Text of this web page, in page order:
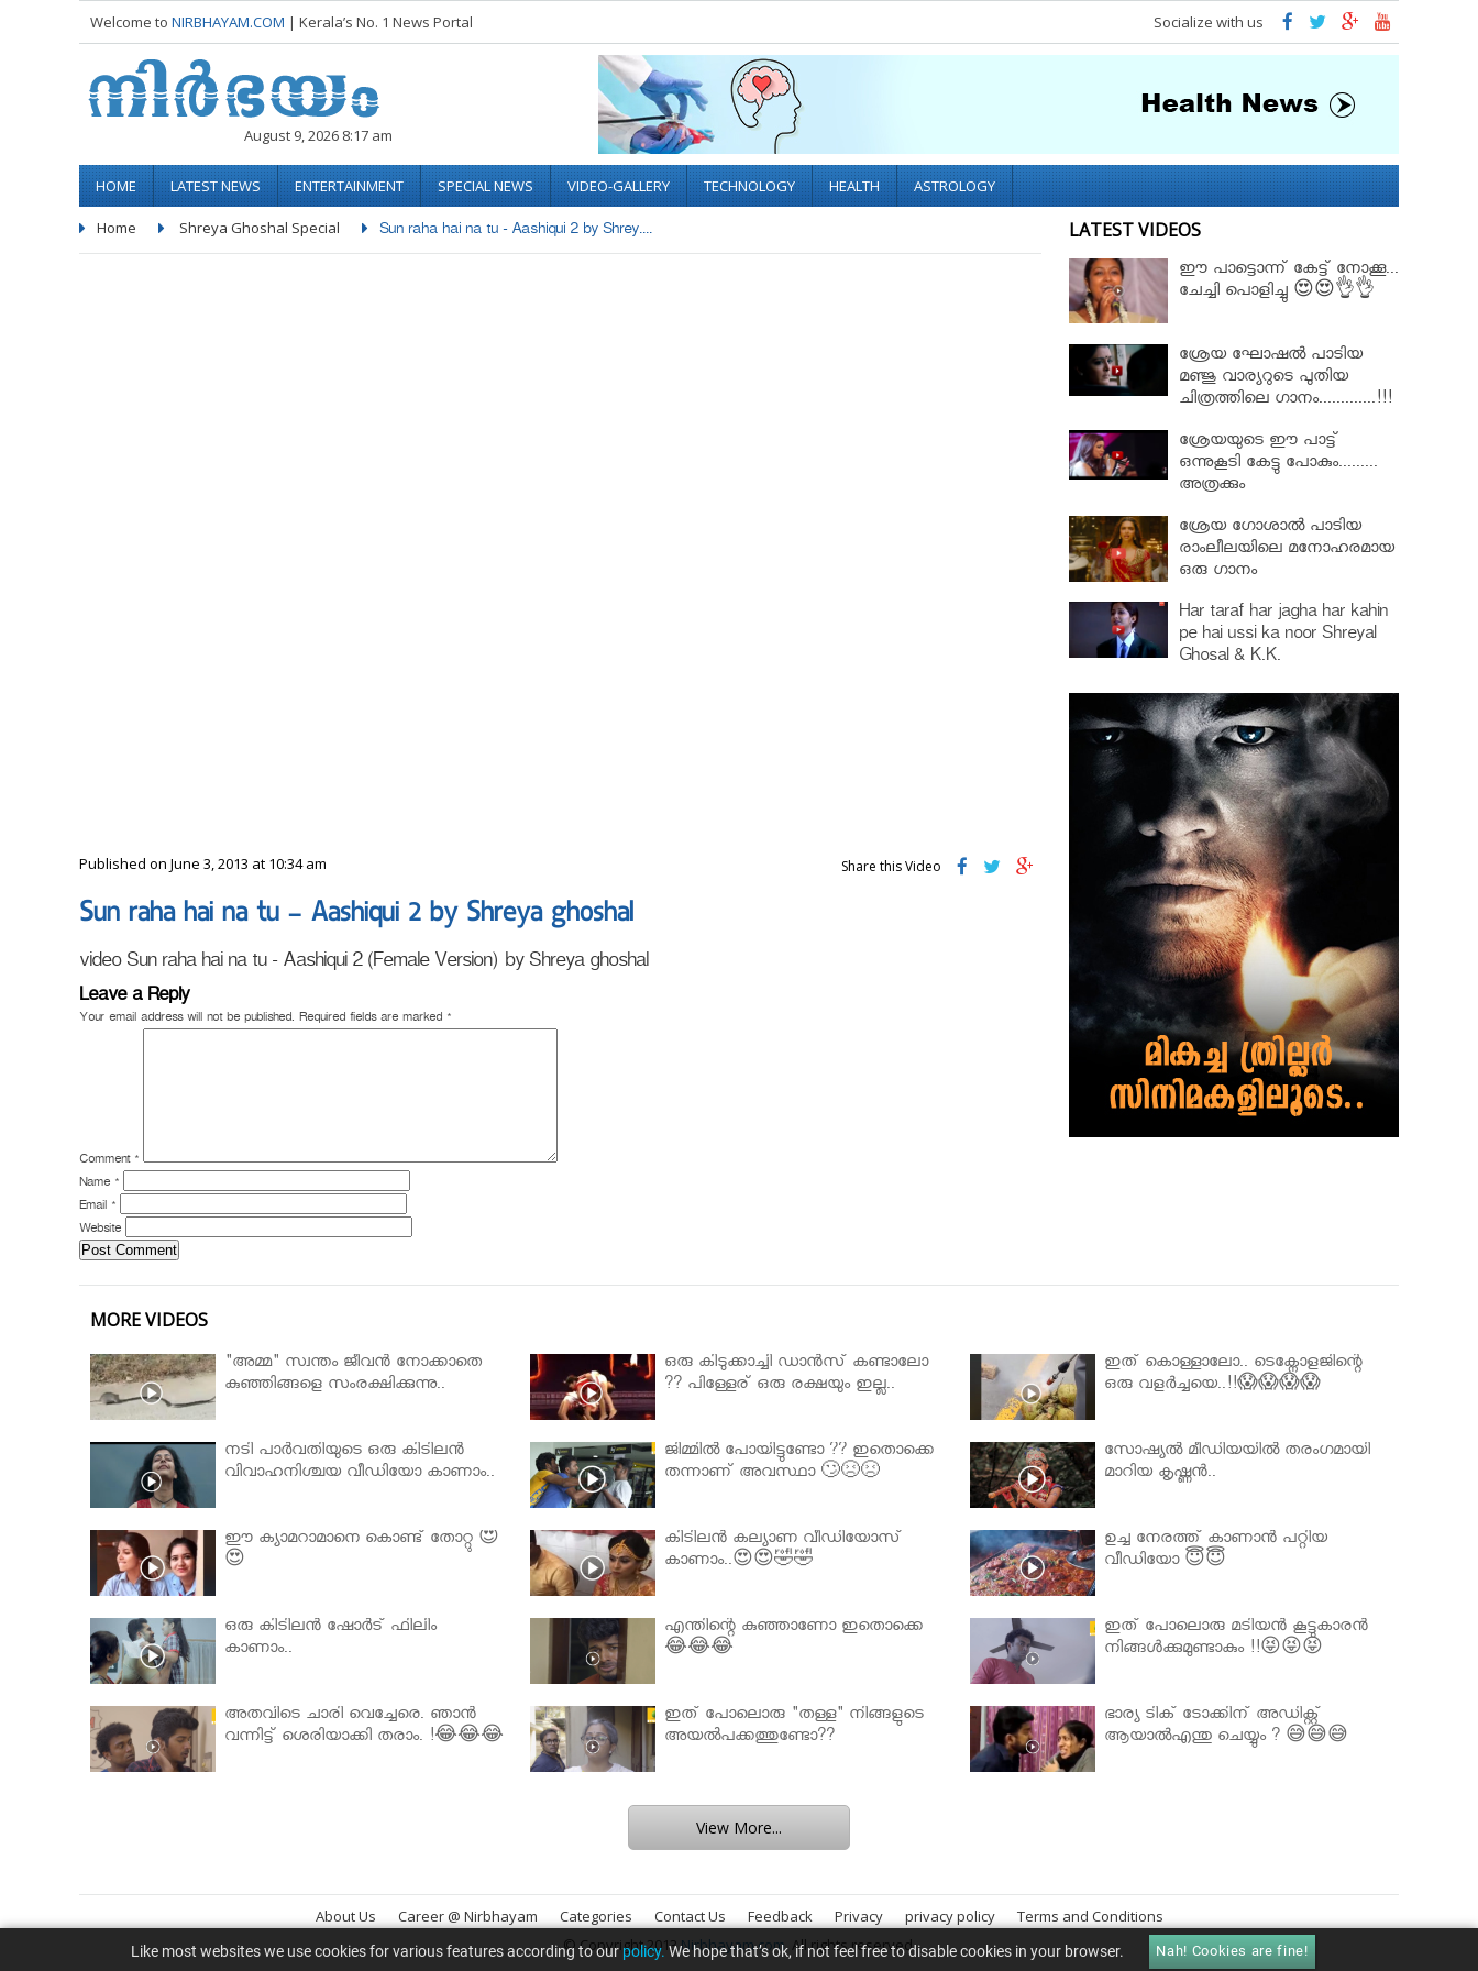
Welcome to NIRBHAYAM.COM | Kerala’s No. 1 News Portal Socialize with us
August 9, 2026 8:17 am
HOME LATEST NEWS ENTERTAINMENT SPECIAL NEWS VIDEO-GALLERY TECHNOLOGY HEALTH ASTROLOGY
Home Shreya Ghoshal Special Sun raha hai na tu - Aashiqui 2 by Shrey....
Published on June 3, 2013 at 10:34 am Share this Video
Sun raha hai na tu – Aashiqui 2 by Shreya ghoshal
video Sun raha hai na tu - Aashiqui 2 (Female Version) by Shreya ghoshal
Leave a Reply
Your email address will not be published. Required fields are marked *
Comment *
Name *
Email *
Website
LATEST VIDEOS
ഈ പാട്ടൊന്ന് കേട്ട് നോക്കൂ...
ചേച്ചി പൊളിച്ചു 😍😍👌👌
ശ്രേയ ഘോഷൽ പാടിയ
മഞ്ജു വാര്യറുടെ പുതിയ
ചിത്രത്തിലെ ഗാനം.............!!!
ശ്രേയയുടെ ഈ പാട്ട്
ഒന്നുകൂടി കേട്ടു പോകും.........
അത്രക്കും
ശ്രേയ ഗോശാൽ പാടിയ
രാംലീലയിലെ മനോഹരമായ
ഒരു ഗാനം
Har taraf har jagha har kahin
pe hai ussi ka noor Shreyal
Ghosal & K.K.
MORE VIDEOS
"അമ്മ" സ്വന്തം ജീവൻ നോക്കാതെ
കുഞ്ഞിങ്ങളെ സംരക്ഷിക്കുന്നു..
ഒരു കിടുക്കാച്ചി ഡാൻസ് കണ്ടാലോ
?? പിള്ളേര് ഒരു രക്ഷയും ഇല്ല..
ഇത് കൊള്ളാലോ.. ടെക്നോളജിന്റെ
ഒരു വളർച്ചയെ..!!😱😱😱😱
നടി പാർവതിയുടെ ഒരു കിടിലൻ
വിവാഹനിശ്ചയ വീഡിയോ കാണാം..
ജിമ്മിൽ പോയിട്ടുണ്ടോ ?? ഇതൊക്കെ
തന്നാണ് അവസ്ഥാ 🙄😣😣
സോഷ്യൽ മീഡിയയിൽ തരംഗമായി
മാറിയ കൃഷ്ണൻ..
ഈ ക്യാമറാമാനെ കൊണ്ട് തോറ്റു 😍
😍
കിടിലൻ കല്യാണ വീഡിയോസ്
കാണാം..😍😍🤣🤣
ഉച്ച നേരത്ത് കാണാൻ പറ്റിയ
വീഡിയോ 😇😇
ഒരു കിടിലൻ ഷോർട് ഫിലിം
കാണാം..
എന്തിന്റെ കുഞ്ഞാണോ ഇതൊക്കെ
😂😂😂
ഇത് പോലൊരു മടിയൻ കൂട്ടുകാരൻ
നിങ്ങൾക്കുമുണ്ടാകും !!😝😝😝
അതവിടെ ചാരി വെച്ചേരെ. ഞാൻ
വന്നിട്ട് ശെരിയാക്കി തരാം. !😂😂😂
ഇത് പോലൊരു "തള്ള" നിങ്ങളുടെ
അയല്‍പക്കത്തുണ്ടോ??
ഭാര്യ ടിക് ടോക്കിന് അഡിക്റ്റ്
ആയാൽഎന്തു ചെയ്യും ? 😅😅😅
View More...
About Us Career @ Nirbhayam Categories Contact Us Feedback Privacy privacy policy
Terms and Conditions
© Copyright 2013Nirbhayam.com. All rights reserved.
Like most websites we use cookies for various features according to ourpolicy.We hope that’s ok, if not feel free to disable cookies in your browser. Nah! Cookies are fine!